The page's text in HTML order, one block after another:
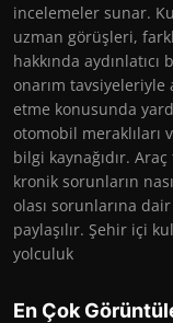
incelemeler sunar.
uzman görüşleri,
hakkında
onarım
etme konusunda
otomobil meraklıları
bilgi kaynağıdır.
kronik sorunların
olası sorunlarına
paylaşılır. Şehir içi
yolculuk
En Çok